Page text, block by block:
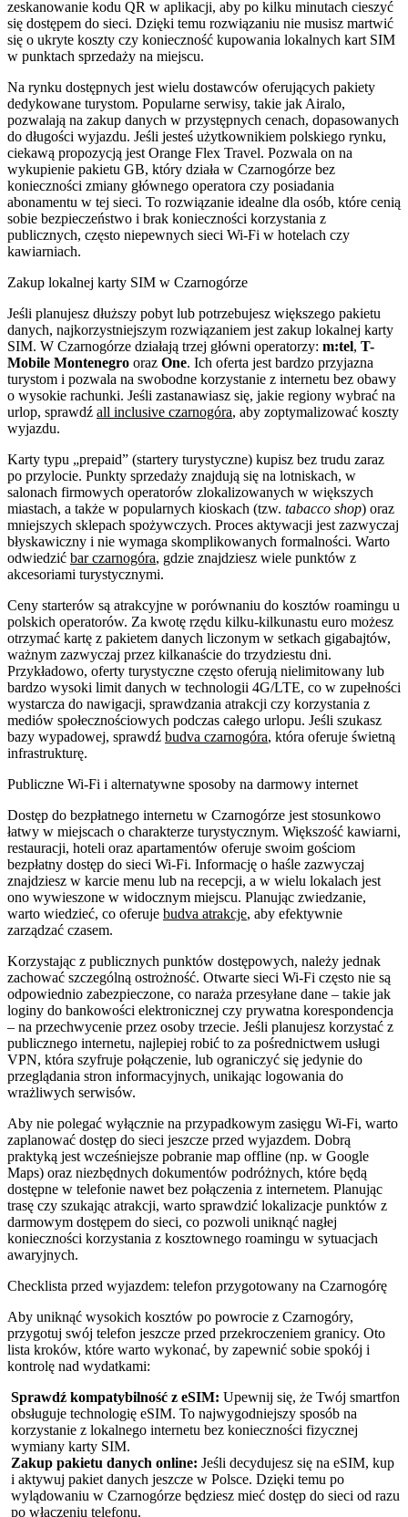
zeskanowanie kodu QR w aplikacji, aby po kilku minutach cieszyć
się dostępem do sieci. Dzięki temu rozwiązaniu nie musisz martwić
się o ukryte koszty czy konieczność kupowania lokalnych kart SIM
w punktach sprzedaży na miejscu.
Na rynku dostępnych jest wielu dostawców oferujących pakiety
dedykowane turystom. Popularne serwisy, takie jak Airalo,
pozwalają na zakup danych w przystępnych cenach, dopasowanych
do długości wyjazdu. Jeśli jesteś użytkownikiem polskiego rynku,
ciekawą propozycją jest Orange Flex Travel. Pozwala on na
wykupienie pakietu GB, który działa w Czarnogórze bez
konieczności zmiany głównego operatora czy posiadania
abonamentu w tej sieci. To rozwiązanie idealne dla osób, które cenią
sobie bezpieczeństwo i brak konieczności korzystania z
publicznych, często niepewnych sieci Wi-Fi w hotelach czy
kawiarniach.
Zakup lokalnej karty SIM w Czarnogórze
Jeśli planujesz dłuższy pobyt lub potrzebujesz większego pakietu
danych, najkorzystniejszym rozwiązaniem jest zakup lokalnej karty
SIM. W Czarnogórze działają trzej główni operatorzy: m:tel, T-
Mobile Montenegro oraz One. Ich oferta jest bardzo przyjazna
turystom i pozwala na swobodne korzystanie z internetu bez obawy
o wysokie rachunki. Jeśli zastanawiasz się, jakie regiony wybrać na
urlop, sprawdź all inclusive czarnogóra, aby zoptymalizować koszty
wyjazdu.
Karty typu „prepaid” (startery turystyczne) kupisz bez trudu zaraz
po przylocie. Punkty sprzedaży znajdują się na lotniskach, w
salonach firmowych operatorów zlokalizowanych w większych
miastach, a także w popularnych kioskach (tzw. tabacco shop) oraz
mniejszych sklepach spożywczych. Proces aktywacji jest zazwyczaj
błyskawiczny i nie wymaga skomplikowanych formalności. Warto
odwiedzić bar czarnogóra, gdzie znajdziesz wiele punktów z
akcesoriami turystycznymi.
Ceny starterów są atrakcyjne w porównaniu do kosztów roamingu u
polskich operatorów. Za kwotę rzędu kilku-kilkunastu euro możesz
otrzymać kartę z pakietem danych liczonym w setkach gigabajtów,
ważnym zazwyczaj przez kilkanaście do trzydziestu dni.
Przykładowo, oferty turystyczne często oferują nielimitowany lub
bardzo wysoki limit danych w technologii 4G/LTE, co w zupełności
wystarcza do nawigacji, sprawdzania atrakcji czy korzystania z
mediów społecznościowych podczas całego urlopu. Jeśli szukasz
bazy wypadowej, sprawdź budva czarnogóra, która oferuje świetną
infrastrukturę.
Publiczne Wi-Fi i alternatywne sposoby na darmowy internet
Dostęp do bezpłatnego internetu w Czarnogórze jest stosunkowo
łatwy w miejscach o charakterze turystycznym. Większość kawiarni,
restauracji, hoteli oraz apartamentów oferuje swoim gościom
bezpłatny dostęp do sieci Wi-Fi. Informację o haśle zazwyczaj
znajdziesz w karcie menu lub na recepcji, a w wielu lokalach jest
ono wywieszone w widocznym miejscu. Planując zwiedzanie,
warto wiedzieć, co oferuje budva atrakcje, aby efektywnie
zarządzać czasem.
Korzystając z publicznych punktów dostępowych, należy jednak
zachować szczególną ostrożność. Otwarte sieci Wi-Fi często nie są
odpowiednio zabezpieczone, co naraża przesyłane dane – takie jak
loginy do bankowości elektronicznej czy prywatna korespondencja
– na przechwycenie przez osoby trzecie. Jeśli planujesz korzystać z
publicznego internetu, najlepiej robić to za pośrednictwem usługi
VPN, która szyfruje połączenie, lub ograniczyć się jedynie do
przeglądania stron informacyjnych, unikając logowania do
wrażliwych serwisów.
Aby nie polegać wyłącznie na przypadkowym zasięgu Wi-Fi, warto
zaplanować dostęp do sieci jeszcze przed wyjazdem. Dobrą
praktyką jest wcześniejsze pobranie map offline (np. w Google
Maps) oraz niezbędnych dokumentów podróżnych, które będą
dostępne w telefonie nawet bez połączenia z internetem. Planując
trasę czy szukając atrakcji, warto sprawdzić lokalizacje punktów z
darmowym dostępem do sieci, co pozwoli uniknąć nagłej
konieczności korzystania z kosztownego roamingu w sytuacjach
awaryjnych.
Checklista przed wyjazdem: telefon przygotowany na Czarnogórę
Aby uniknąć wysokich kosztów po powrocie z Czarnogóry,
przygotuj swój telefon jeszcze przed przekroczeniem granicy. Oto
lista kroków, które warto wykonać, by zapewnić sobie spokój i
kontrolę nad wydatkami:
Sprawdź kompatybilność z eSIM: Upewnij się, że Twój smartfon
obsługuje technologię eSIM. To najwygodniejszy sposób na
korzystanie z lokalnego internetu bez konieczności fizycznej
wymiany karty SIM.
Zakup pakietu danych online: Jeśli decydujesz się na eSIM, kup
i aktywuj pakiet danych jeszcze w Polsce. Dzięki temu po
wylądowaniu w Czarnogórze będziesz mieć dostęp do sieci od razu
po włączeniu telefonu.